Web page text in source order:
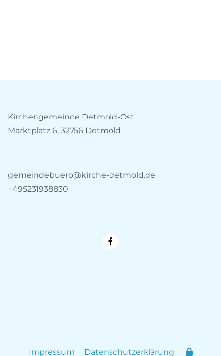
Kirchengemeinde Detmold-Ost
Marktplatz 6, 32756 Detmold
gemeindebuero@kirche-detmold.de
+495231938830
Impressum Datenschutzerklärung